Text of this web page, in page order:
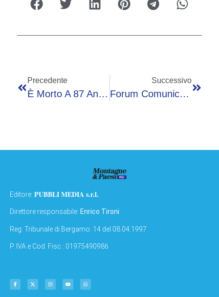
Precedente
È Morto A 87 Anni Ted Turner: Fondò La Cnn, La Prima Rete All-News
Successivo
Forum Comunicazione 2026: Il ‘tone Of Voice’ È ‘credibilità’
Editore: PUBBLI MEDIA s.r.l.
Direttore responsabile: Enrico Tironi
Reg: Tribunale di Bergamo: 14 del 08.04.1997
P. IVA e Cod. Fisc.: 01975490986